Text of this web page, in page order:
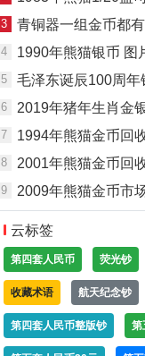
3 青铜器一组金币都
4 1990年熊猫银币 图
5 毛泽东诞辰100周年银
6 2019年猪年生肖金银币30
7 1994年熊猫金币回收价目
8 2001年熊猫金币回收价目表
9 2009年熊猫金币市场价
云标签
第四套人民币 荧光钞
收藏术语 航天纪念钞
第四套人民币整版钞 第